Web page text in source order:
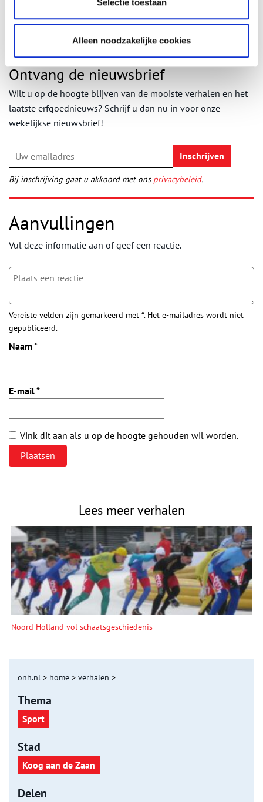
Alleen noodzakelijke cookies
Publicatiedatum: 27/12/2010
Ontvang de nieuwsbrief
Wilt u op de hoogte blijven van de mooiste verhalen en het
laatste erfgoednieuws? Schrijf u dan nu in voor onze
wekelijkse nieuwsbrief!
Bij inschrijving gaat u akkoord met ons privacybeleid.
Aanvullingen
Vul deze informatie aan of geef een reactie.
Vereiste velden zijn gemarkeerd met *. Het e-mailadres wordt niet
gepubliceerd.
Naam *
E-mail*
Vink dit aan als u op de hoogte gehouden wil worden.
Lees meer verhalen
Noord Holland vol schaatsgeschiedenis
onh.nl > home > verhalen >
Thema
Sport
Stad
Koog aan de Zaan
Delen